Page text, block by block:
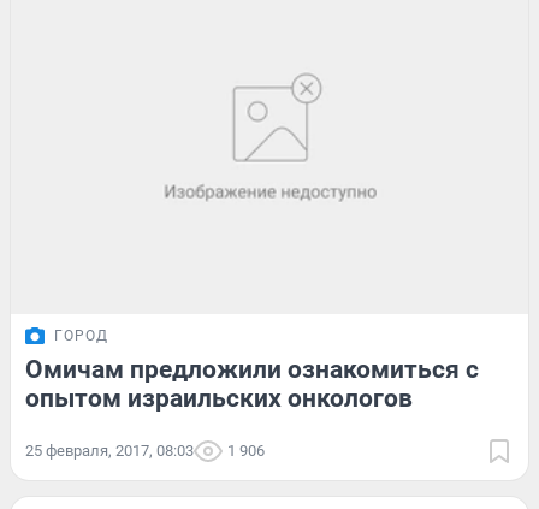
ГОРОД
Омичам предложили ознакомиться с
опытом израильских онкологов
25 февраля, 2017, 08:03 1 906